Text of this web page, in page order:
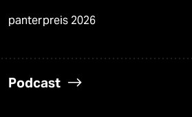
panterpreis 2026
Podcast